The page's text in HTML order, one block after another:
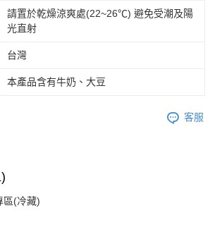
請置於乾燥涼爽處(22~26℃) 避免受潮及陽
光直射
台灣
本產品含有牛奶、大豆
客服
區(冷藏)